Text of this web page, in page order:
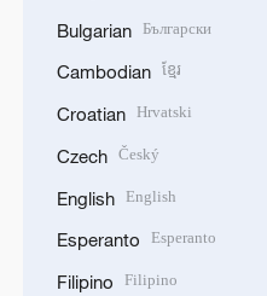
Bulgarian Български
Cambodian ខ្មែរ
Croatian Hrvatski
Czech Český
English English
Esperanto Esperanto
Filipino Filipino